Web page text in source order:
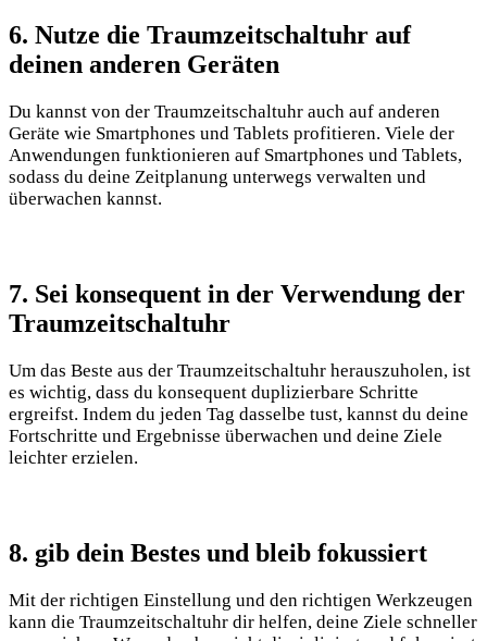
6. Nutze die Traumzeitschaltuhr auf
deinen anderen Geräten
Du kannst von der Traumzeitschaltuhr auch auf anderen
Geräte wie Smartphones und Tablets profitieren. Viele der
Anwendungen funktionieren auf Smartphones und Tablets,
sodass du deine Zeitplanung unterwegs verwalten und
überwachen kannst.
7. Sei konsequent in der Verwendung der
Traumzeitschaltuhr
Um das Beste aus der Traumzeitschaltuhr herauszuholen, ist
es wichtig, dass du konsequent duplizierbare Schritte
ergreifst. Indem du jeden Tag dasselbe tust, kannst du deine
Fortschritte und Ergebnisse überwachen und deine Ziele
leichter erzielen.
8. gib dein Bestes und bleib fokussiert
Mit der richtigen Einstellung und den richtigen Werkzeugen
kann die Traumzeitschaltuhr dir helfen, deine Ziele schneller